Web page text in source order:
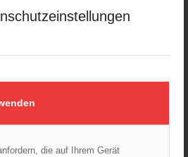
die auf Ihrem Gerät